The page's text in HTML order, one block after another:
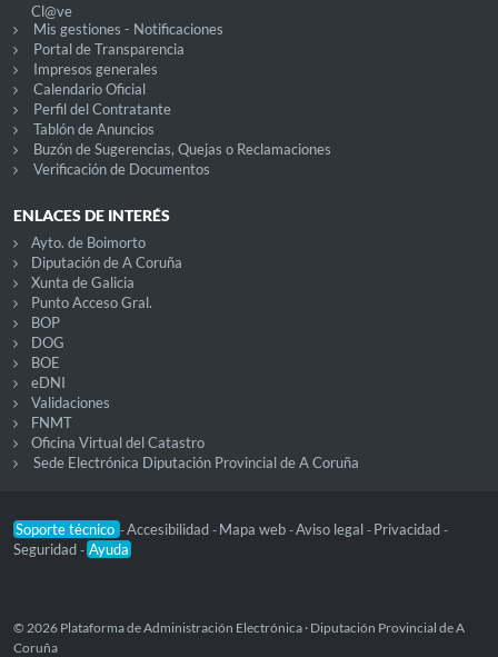
Cl@ve
Mis gestiones - Notificaciones
Portal de Transparencia
Impresos generales
Calendario Oficial
Perfil del Contratante
Tablón de Anuncios
Buzón de Sugerencias, Quejas o Reclamaciones
Verificación de Documentos
ENLACES DE INTERÉS
Ayto. de Boimorto
Diputación de A Coruña
Xunta de Galicia
Punto Acceso Gral.
BOP
DOG
BOE
eDNI
Validaciones
FNMT
Oficina Virtual del Catastro
Sede Electrónica Diputación Provincial de A Coruña
Soporte técnico -Accesibilidad - Mapa web -Aviso legal - Privacidad -
Seguridad - Ayuda
© 2026 Plataforma de Administración Electrónica · Diputación Provincial de A
Coruña